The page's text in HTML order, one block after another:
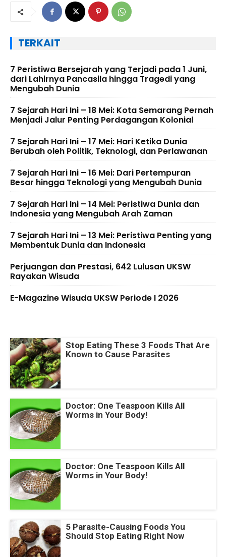
TERKAIT
7 Peristiwa Bersejarah yang Terjadi pada 1 Juni,
dari Lahirnya Pancasila hingga Tragedi yang
Mengubah Dunia
7 Sejarah Hari Ini – 18 Mei: Kota Semarang Pernah
Menjadi Jalur Penting Perdagangan Kolonial
7 Sejarah Hari Ini – 17 Mei: Hari Ketika Dunia
Berubah oleh Politik, Teknologi, dan Perlawanan
7 Sejarah Hari Ini – 16 Mei: Dari Pertempuran
Besar hingga Teknologi yang Mengubah Dunia
7 Sejarah Hari Ini – 14 Mei: Peristiwa Dunia dan
Indonesia yang Mengubah Arah Zaman
7 Sejarah Hari Ini – 13 Mei: Peristiwa Penting yang
Membentuk Dunia dan Indonesia
Perjuangan dan Prestasi, 642 Lulusan UKSW
Rayakan Wisuda
E-Magazine Wisuda UKSW Periode I 2026
Stop Eating These 3 Foods That Are
Known to Cause Parasites
Doctor: One Teaspoon Kills All
Worms in Your Body!
Doctor: One Teaspoon Kills All
Worms in Your Body!
5 Parasite-Causing Foods You
Should Stop Eating Right Now